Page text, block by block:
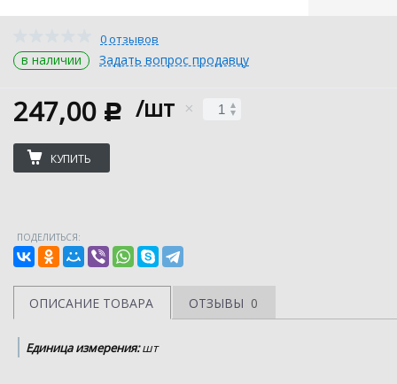
0 отзывов
в наличии Задать вопрос продавцу
247,00 c /шт
КУПИТЬ
ПОДЕЛИТЬСЯ:
ОПИСАНИЕ ТОВАРА ОТЗЫВЫ 0
Единица измерения:шт